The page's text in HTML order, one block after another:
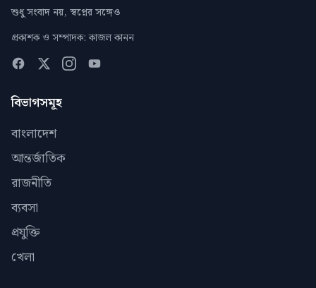
শুধু সংবাদ নয়, স্বপ্নের সঙ্গেও
প্রকাশক ও সম্পাদক: কাজল কানন
বিভাগসমূহ
বাংলাদেশ
আন্তর্জাতিক
রাজনীতি
ব্যবসা
প্রযুক্তি
খেলা